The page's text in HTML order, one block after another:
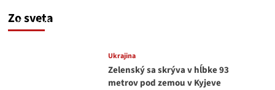
Zo sveta
JNS
Ukrajina
Zelenský sa skrýva v hĺbke 93
metrov pod zemou v Kyjeve